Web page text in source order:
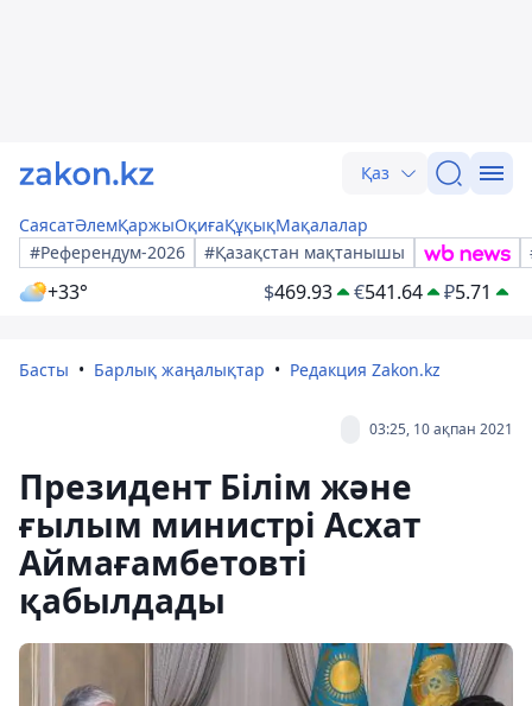
Қаз
СаясатӘлемҚаржыОқиғаҚұқықМақалалар
#Референдум-2026
#Қазақстан мақтанышы
+33° $469.93 €541.64 ₽5.71
Басты Барлық жаңалықтар Редакция Zakon.kz
03:25, 10 ақпан 2021
Президент Білім және
ғылым министрі Асхат
Аймағамбетовті
қабылдады